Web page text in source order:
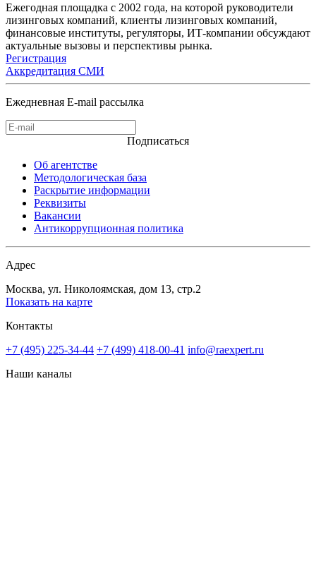
Ежегодная площадка с 2002 года, на которой руководители
лизинговых компаний, клиенты лизинговых компаний,
финансовые институты, регуляторы, ИТ-компании обсуждают
актуальные вызовы и перспективы рынка.
Регистрация
Аккредитация СМИ
Ежедневная E-mail рассылка
Подписаться
Об агентстве
Методологическая база
Раскрытие информации
Реквизиты
Вакансии
Антикоррупционная политика
Адрес
Москва, ул. Николоямская, дом 13, стр.2
Показать на карте
Контакты
+7 (495) 225-34-44 +7 (499) 418-00-41 info@raexpert.ru
Наши каналы